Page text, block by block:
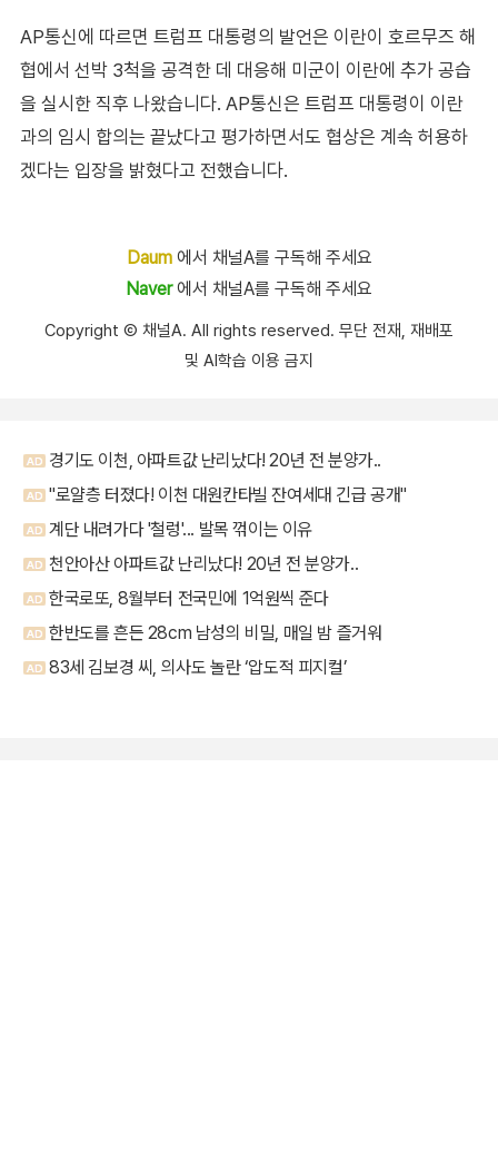
AP통신에 따르면 트럼프 대통령의 발언은 이란이 호르무즈 해
협에서 선박 3척을 공격한 데 대응해 미군이 이란에 추가 공습
을 실시한 직후 나왔습니다. AP통신은 트럼프 대통령이 이란
과의 임시 합의는 끝났다고 평가하면서도 협상은 계속 허용하
겠다는 입장을 밝혔다고 전했습니다.
Daum에서 채널A를 구독해 주세요
Naver에서 채널A를 구독해 주세요
Copyright Ⓒ 채널A. All rights reserved. 무단 전재, 재배포
및 AI학습 이용 금지